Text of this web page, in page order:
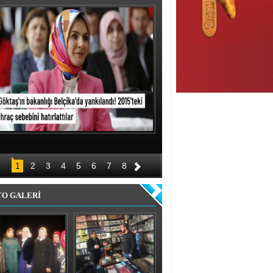
1 2 3 4 5 6 7 8
GALERİ